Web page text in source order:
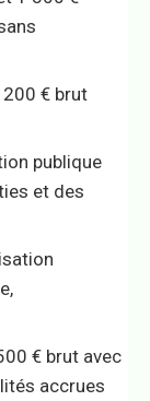
200 € brut
publique
et des
€ brut avec
accrues